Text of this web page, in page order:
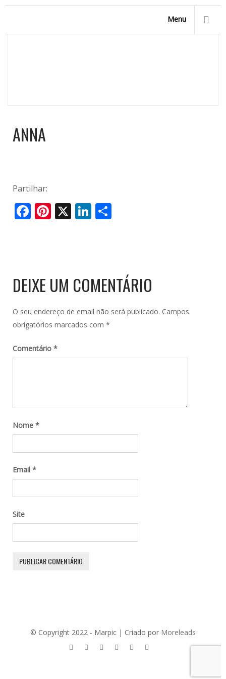
Menu
ANNA
Partilhar:
Facebook
Pinterest
X LinkedIn
DEIXE UM COMENTÁRIO
O seu endereço de email não será publicado. Campos
obrigatórios marcados com *
Comentário *
Nome *
Email *
Site
© Copyright 2022 - Marpic | Criado por Moreleads